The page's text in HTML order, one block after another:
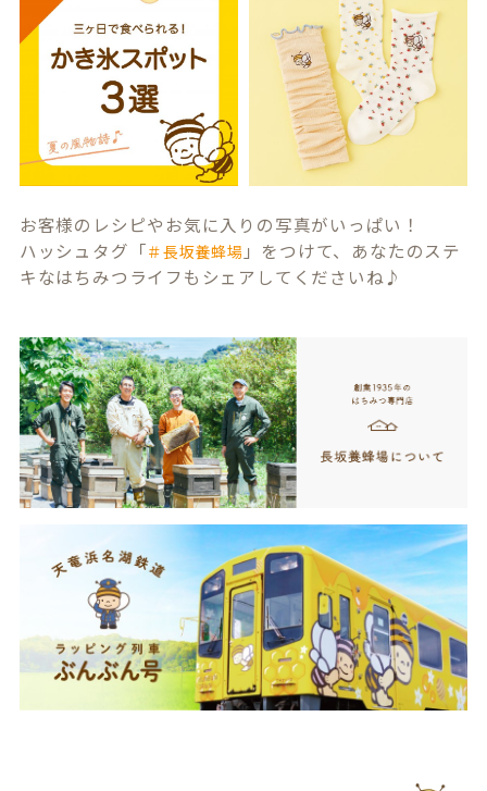
お客様のレシピやお気に入りの写真がいっぱい！
ハッシュタグ「＃長坂養蜂場 」をつけて、あなたのステ
キなはちみつライフもシェアしてくださいね♪